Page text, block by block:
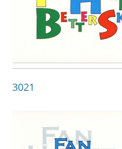
3021